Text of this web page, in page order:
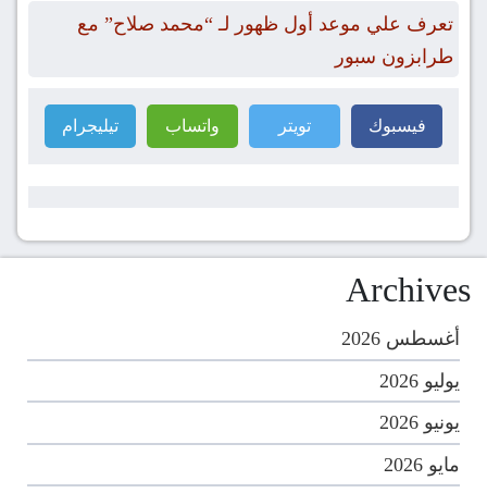
تعرف علي موعد أول ظهور لـ “محمد صلاح” مع
طرابزون سبور
فيسبوك تويتر واتساب تيليجرام
Archives
أغسطس 2026
يوليو 2026
يونيو 2026
مايو 2026